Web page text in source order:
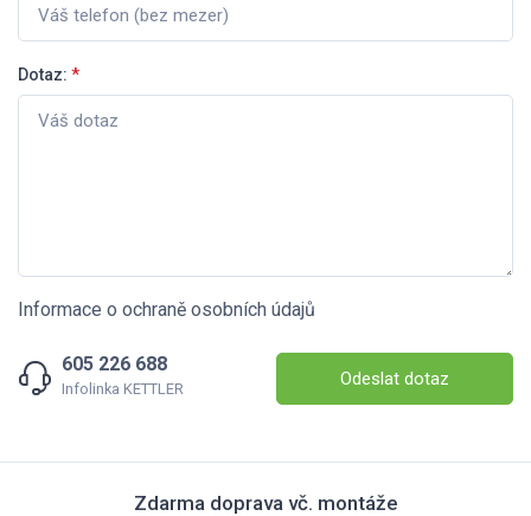
Dotaz: *
Informace o ochraně osobních údajů
605 226 688
Infolinka KETTLER Odeslat dotaz
Zdarma doprava vč. montáže